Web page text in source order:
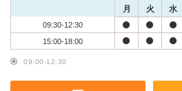
月 火 水
09:30-12:30
15:00-18:00
09:00-12:30